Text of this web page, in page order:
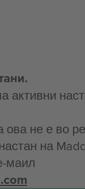
активни
ова не е во
на
маил